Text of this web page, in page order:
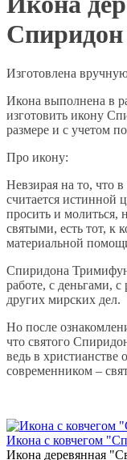
Изготовлена
Икона выполнена в
изготовить икону
размере и с учетом
Про икону:
Невзирая на то, что
считается истинной
просить и молиться,
святыми, есть тот, к
материальной
Спиридона
работе, с деньгами,
других мирских дел.
Но после
что святого
ведь в христианстве
современником –
Икона с ковчегом
Икона деревянная